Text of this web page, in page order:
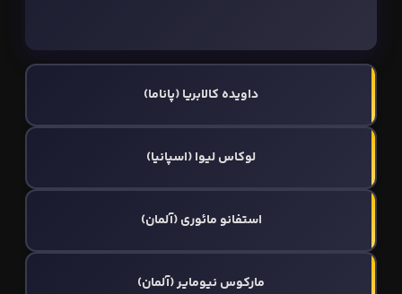
داویده کالابریا (پاناما)
لوکاس لیوا (اسپانیا)
استفانو مائوری (آلمان)
مارکوس نیومایر (آلمان)